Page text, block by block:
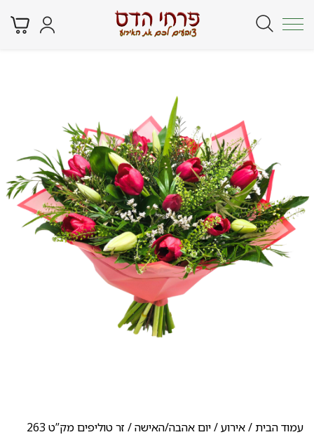
עמוד הבית /אירוע/יום אהבה/האישה/ זר טוליפים מק”ט 263